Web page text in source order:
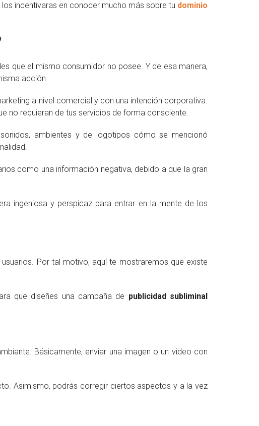
incentivaras en conocer mucho más sobre tu dominio
que el mismo consumidor no posee. Y de esa manera,
acción.
a nivel comercial y con una intención corporativa.
no requieran de tus servicios de forma consciente.
ambientes y de logotipos cómo se mencionó
como una información negativa, debido a que la gran
ingeniosa y perspicaz para entrar en la mente de los
Por tal motivo, aquí te mostraremos que existe
que diseñes una campaña de publicidad subliminal
Básicamente, enviar una imagen o un video con
Asimismo, podrás corregir ciertos aspectos y a la vez